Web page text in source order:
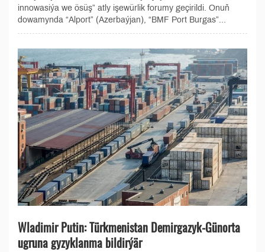
innowasiýa we ösüş” atly işewürlik forumy geçirildi. Onuň
dowamynda “Alport” (Azerbaýjan), “BMF Port Burgas”...
Wladimir Putin: Türkmenistan Demirgazyk-Günorta
ugruna gyzyklanma bildirýär